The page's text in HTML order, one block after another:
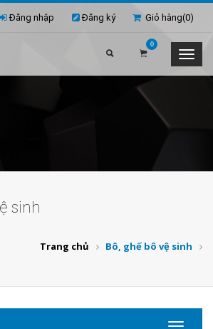
Giỏ hàng(0)
Đăng nhập Đăng ký
0
sinh
Trang chủ Bô, ghế bô vệ sinh